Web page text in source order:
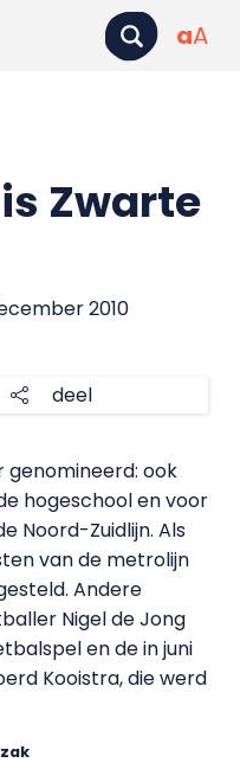
aA
Zwarte
2010
deel
genomineerd: ook
hogeschool en voor
Noord-Zuidlijn. Als
van de metrolijn
Andere
Nigel de Jong
en de in juni
Kooistra, die werd